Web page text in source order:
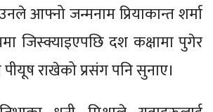
आफ्नो जन्मनाम प्रियाकान्त शर्मा
जिस्क्याइएपछि दश कक्षामा पुगेर
पीयूष राखेको प्रसंग पनि सुनाए।